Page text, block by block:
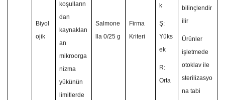
Biyol
ojik
koşulların
dan
kaynaklan
an
mikroorga
nizma
yükünün
limitlerde
Salmone
lla 0/25 g
Firma
Kriteri
k
Ş:
Yüks
ek
R:
Orta
bilinçlendir
ilir
Ürünler
işletmede
otoklav ile
sterilizasyo
na tabi